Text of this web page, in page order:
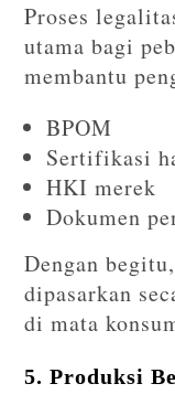
Proses
utama bagi
membantu
BPOM
Sertifikasi
HKI merek
Dokumen
Dengan
dipasarkan
di mata
5. Produksi